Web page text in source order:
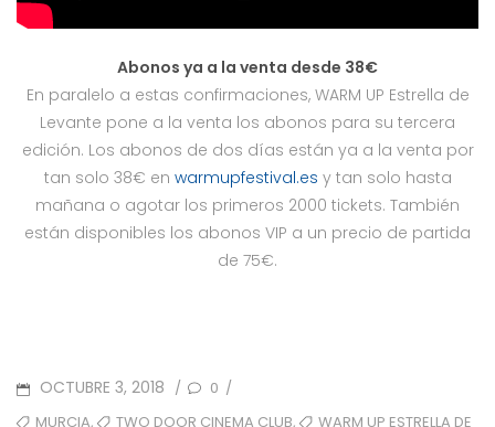
Abonos ya a la venta desde 38€
En paralelo a estas confirmaciones, WARM UP Estrella de
Levante pone a la venta los abonos para su tercera
edición. Los abonos de dos días están ya a la venta por
tan solo 38€ en warmupfestival.es y tan solo hasta
mañana o agotar los primeros 2000 tickets. También
están disponibles los abonos VIP a un precio de partida
de 75€.
POSTED
ON
OCTUBRE 3, 2018 / 0 /
TAGSMURCIA, TWO DOOR CINEMA CLUB,
WARM UP ESTRELLA DE